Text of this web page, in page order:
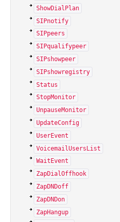
ShowDialPlan
SIPnotify
SIPpeers
SIPqualifypeer
SIPshowpeer
SIPshowregistry
Status
StopMonitor
UnpauseMonitor
UpdateConfig
UserEvent
VoicemailUsersList
WaitEvent
ZapDialOffhook
ZapDNDoff
ZapDNDon
ZapHangup